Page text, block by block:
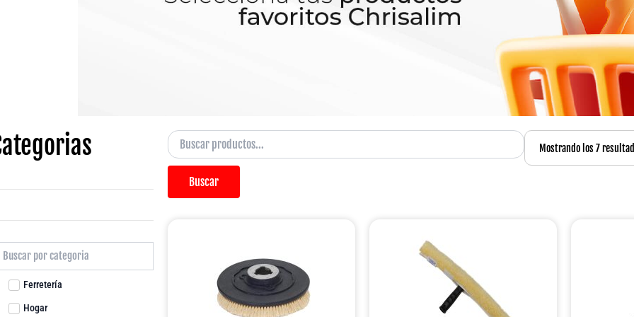
Ferretería
Hogar
Buscar
Mostrando los 7